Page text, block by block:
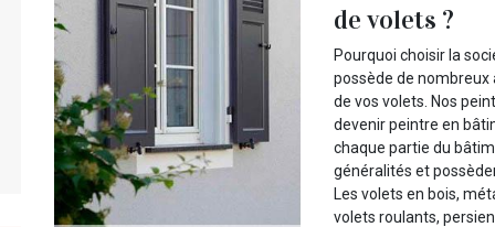
de volets ?
Pourquoi choisir la
possède de
de vos volets. Nos
devenir peintre en
chaque partie du
généralités et
Les volets en bois,
volets roulants,